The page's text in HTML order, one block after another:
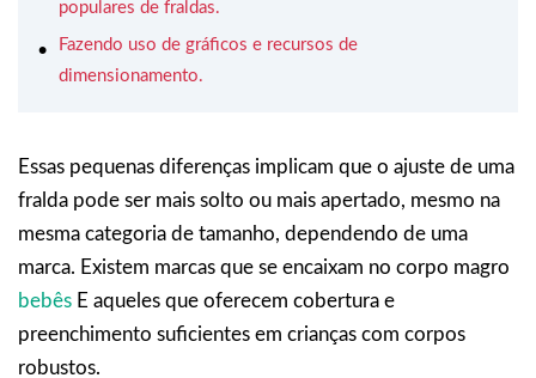
populares de fraldas.
Fazendo uso de gráficos e recursos de
dimensionamento.
Essas pequenas diferenças implicam que o ajuste de uma
fralda pode ser mais solto ou mais apertado, mesmo na
mesma categoria de tamanho, dependendo de uma
marca. Existem marcas que se encaixam no corpo magro
bebês E aqueles que oferecem cobertura e
preenchimento suficientes em crianças com corpos
robustos.